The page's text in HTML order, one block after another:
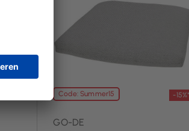
Code: Summer15 -
GO-DE